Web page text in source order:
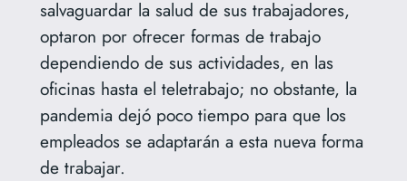
salvaguardar la salud de sus trabajadores,
optaron por ofrecer formas de trabajo
dependiendo de sus actividades, en las
oficinas hasta el teletrabajo; no obstante, la
pandemia dejó poco tiempo para que los
empleados se adaptarán a esta nueva forma
de trabajar.